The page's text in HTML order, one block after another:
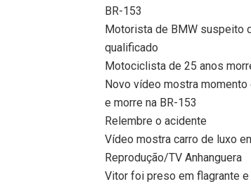
BR-153
Motorista de BMW suspeito
qualificado
Motociclista de 25 anos
Novo vídeo mostra
e morre na BR-153
Relembre o acidente
Vídeo mostra carro de luxo
Reprodução/TV Anhanguera
Vitor foi preso em flagrante